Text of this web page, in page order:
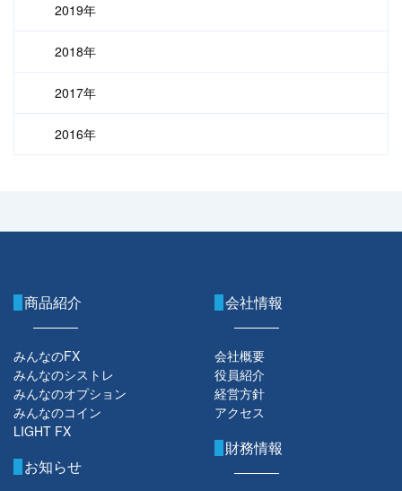
2019年
2018年
2017年
2016年
商品紹介
みんなのFX
みんなのシストレ
みんなのオプション
みんなのコイン
LIGHT FX
お知らせ
会社情報
会社概要
役員紹介
経営方針
アクセス
財務情報